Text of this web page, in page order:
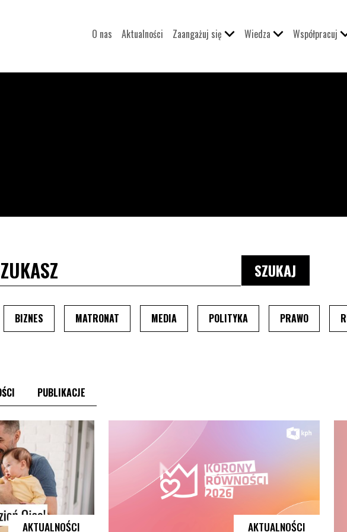
O nas Aktualności Zaangażuj się Wiedza Współpracuj
treści
TEMATU, STRONA PRZEŁADUJE SIĘ
BIZNES PO WYBRANIU TEMATU, STRONA PRZEŁADUJE SIĘ
MATRONAT PO WYBRANIU TEMATU, STRONA PRZEŁADUJE SIĘ
MEDIA PO WYBRANIU TEMATU, STRONA
POLITYKA PO WYBRANIU
PRAWOPO
STRONA PRZEŁADUJE SIĘ
PO WYBRANIU TYPU, STRONA PRZEŁADUJE SIĘ
PUBLIKACJE
AKTUALNOŚCI AKTUALNOŚCI